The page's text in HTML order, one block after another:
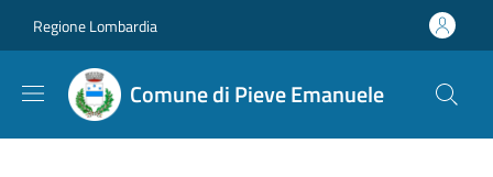
Regione Lombardia
Comune di Pieve Emanuele